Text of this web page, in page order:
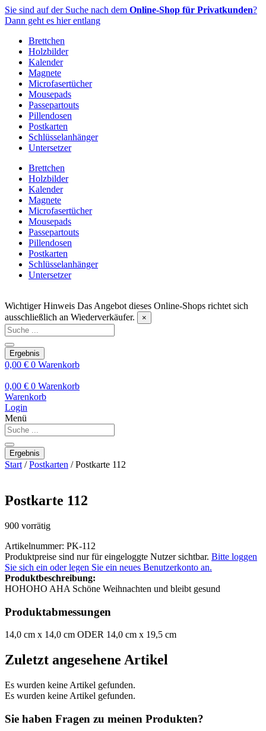
Zum
Inhalt
Sie sind auf der Suche nach dem Online-Shop für Privatkunden?
Dann geht es hier entlang
Brettchen
Holzbilder
Kalender
Magnete
Microfasertücher
Mousepads
Passepartouts
Pillendosen
Postkarten
Schlüsselanhänger
Untersetzer
Brettchen
Holzbilder
Kalender
Magnete
Microfasertücher
Mousepads
Passepartouts
Pillendosen
Postkarten
Schlüsselanhänger
Untersetzer
Wichtiger Hinweis Das Angebot dieses Online-Shops richtet sich
ausschließlich an Wiederverkäufer.
×
Search
...
Ergebnis
0,00 € 0 Warenkorb
0,00 € 0 Warenkorb
Warenkorb
Login
Menü
Search
...
Ergebnis
Start /Postkarten / Postkarte 112
Postkarte 112
900 vorrätig
Artikelnummer: PK-112
Produktpreise sind nur für eingeloggte Nutzer sichtbar. Bitte loggen
Sie sich ein oder legen Sie ein neues Benutzerkonto an.
Produktbeschreibung:
HOHOHO AHA Schöne Weihnachten und bleibt gesund
Produktabmessungen
14,0 cm x 14,0 cm ODER 14,0 cm x 19,5 cm
Zuletzt angesehene Artikel
Es wurden keine Artikel gefunden.
Es wurden keine Artikel gefunden.
Sie haben Fragen zu meinen Produkten?